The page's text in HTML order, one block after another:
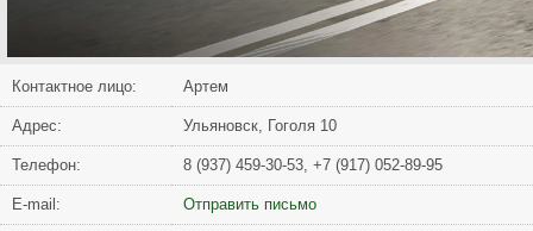
Контактное лицо: Артем
Адрес: Ульяновск, Гоголя 10
Телефон: 8 (937) 459-30-53, +7 (917) 052-89-95
Е-mail: Отправить письмо